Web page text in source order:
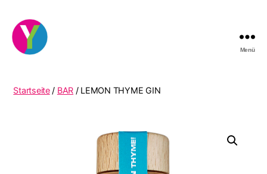
Menü
Startseite/ BAR / LEMON THYME GIN